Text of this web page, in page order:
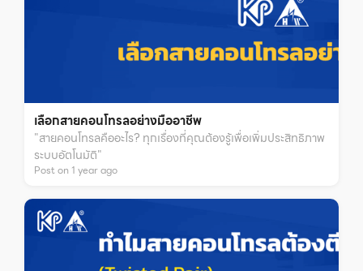
เลือกสายคอนโทรลอย่างมืออาชีพ
"สายคอนโทรลคืออะไร? ทุกเรื่องที่คุณต้องรู้เพื่อเพิ่มประสิทธิภาพ
ระบบอัตโนมัติ"
Post on 1 yearago